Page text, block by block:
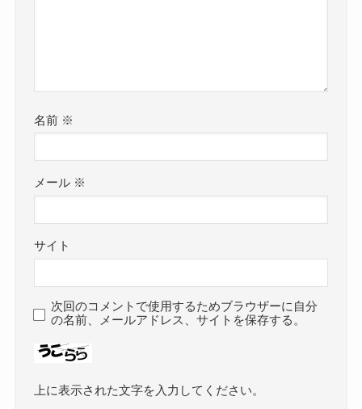
名前 ※
メール ※
サイト
次回のコメントで使用するためブラウザーに自分
の名前、メールアドレス、サイトを保存する。
上に表示された文字を入力してください。